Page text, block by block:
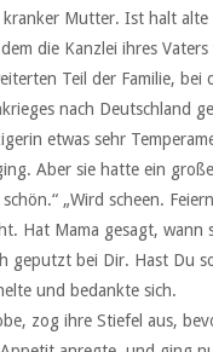
Mutter. Ist halt alte
die Kanzlei ihres
Teil der Familie,
nach Deutschland
etwas sehr
Aber sie hatte ein
„Wird scheen.
Hat Mama gesagt, wann
geputzt bei Dir. Hast Du
und bedankte sich.
zog ihre Stiefel aus,